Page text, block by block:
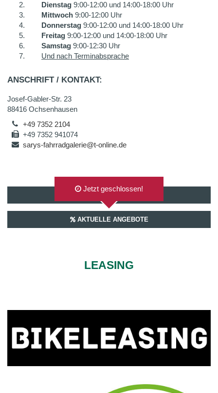
Dienstag 9:00-12:00 und 14:00-18:00 Uhr
Mittwoch 9:00-12:00 Uhr
Donnerstag 9:00-12:00 und 14:00-18:00 Uhr
Freitag 9:00-12:00 und 14:00-18:00 Uhr
Samstag 9:00-12:30 Uhr
Und nach Terminabsprache
ANSCHRIFT / KONTAKT:
Josef-Gabler-Str. 23
88416 Ochsenhausen
+49 7352 2104
+49 7352 941074
sarys-fahrradgalerie@t-online.de
AUF GOOGLEMAPS ANZEIGEN
Jetzt geschlossen!
AKTUELLE ANGEBOTE
LEASING